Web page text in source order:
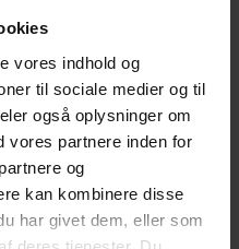
vores indhold og
til sociale medier og til
også oplysninger om
vores partnere inden for
og
kan kombinere disse
har givet dem, eller som
March 2022
November - December 2021
July - August 2021